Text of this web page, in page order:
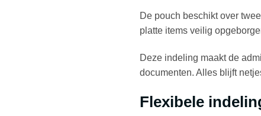
De pouch beschikt over
platte items veilig
Deze indeling maakt de
documenten. Alles blijft
Flexibele